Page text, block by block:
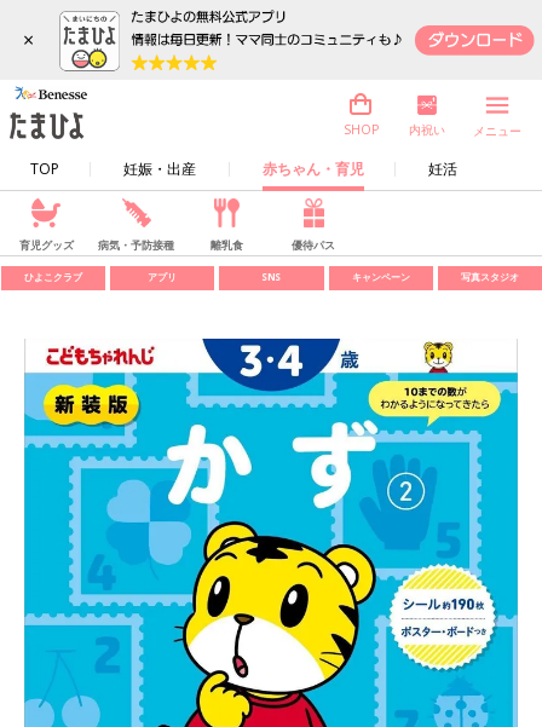
×
TOP 妊娠・出産 赤ちゃん・育児 妊活
SHOP 内祝い メニュー
育児グッズ 病気・予防接種 離乳食 優待パス
ひよこクラブ アプリ SNS キャンペーン 写真スタジオ